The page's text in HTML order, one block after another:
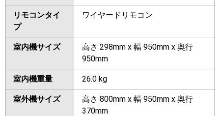
リモコンタイ
プ
ワイヤードリモコン
室内機サイズ
高さ 298mm x 幅 950mm x 奥行
950mm
室内機重量 26.0 kg
室外機サイズ
高さ 800mm x 幅 950mm x 奥行
370mm